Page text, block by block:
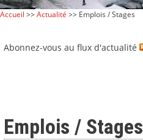
Accueil >>Actualité >> Emplois / Stages
Abonnez-vous au flux d'actualité
Emplois / Stages